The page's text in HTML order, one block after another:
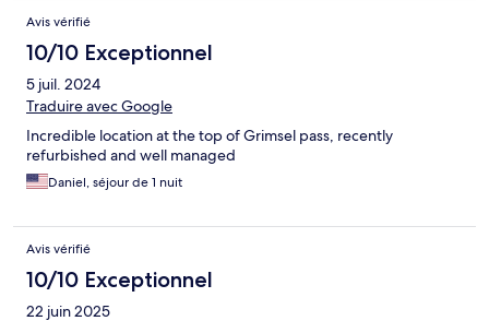
Avis vérifié
10/10 Exceptionnel
5 juil. 2024
Traduire avec Google
Incredible location at the top of Grimsel pass, recently
refurbished and well managed
Daniel, séjour de 1 nuit
Avis vérifié
10/10 Exceptionnel
22 juin 2025